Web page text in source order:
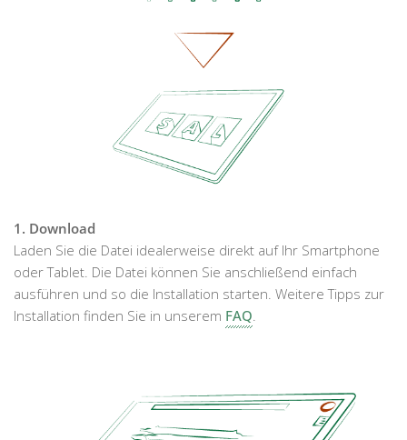
1. Download
Laden Sie die Datei idealerweise direkt auf Ihr Smartphone
oder Tablet. Die Datei können Sie anschließend einfach
ausführen und so die Installation starten. Weitere Tipps zur
Installation finden Sie in unserem FAQ.